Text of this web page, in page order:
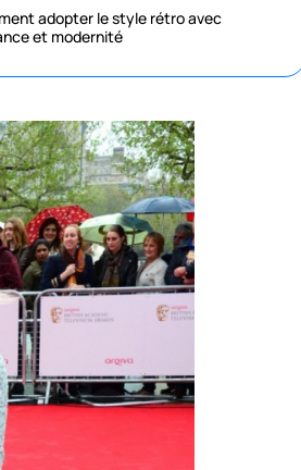
adopter le style rétro avec
et modernité